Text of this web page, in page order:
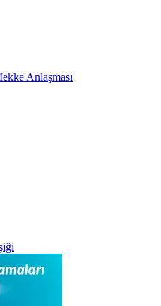
Anlaşması